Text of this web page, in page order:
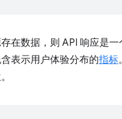
在数据，则 API 响应是
表示用户体验分布的指标